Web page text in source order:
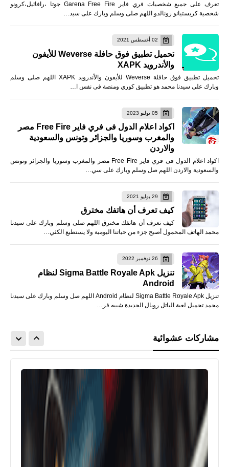
تعرف على جميع شخصيات فري فاير Garena Free Fire جوتا ،رافائيل،كرونو
شخصية كريستيانو رونالدو اللهم صلى وسلم وبارك على سيد…
02 أغسطس 2021
تحميل تطبيق فوق حافلة Weverse للأيفون
والأندرويد XAPK
تحميل تطبيق فوق حافلة Weverse للأيفون والأندرويد XAPK اللهم صلى وسلم
وبارك على سيدنا محمد هو تطبيق كوري ومنصة فى نفس ا…
05 يوليو 2023
اكواد اعلام الدول فى فري فاير Free Fire مصر
والمغرب وسوريا والجزائر وتونس والسعودية
والاردن
اكواد اعلام الدول فى فري فاير Free Fire مصر والمغرب وسوريا والجزائر وتونس
والسعودية والاردن اللهم صل وسلم وبارك على سي…
29 يوليو 2021
كيف تعرف أن هاتفك مخترق
كيف تعرف أن هاتفك مخترق اللهم صلى وسلم وبارك على سيدنا
محمد الهاتف المحمول أصبح جزء من حياتنا اليومية ولا يستطيع الكثي…
26 نوفمبر 2022
تنزيل Sigma Battle Royale Apk لنظام
Android
تنزيل Sigma Battle Royale Apk لنظام Android اللهم صل وسلم وبارك على سيدنا
محمد تحميل لعبة الباتل رويال الجديدة شبيه فر…
مشاركات عشوائية